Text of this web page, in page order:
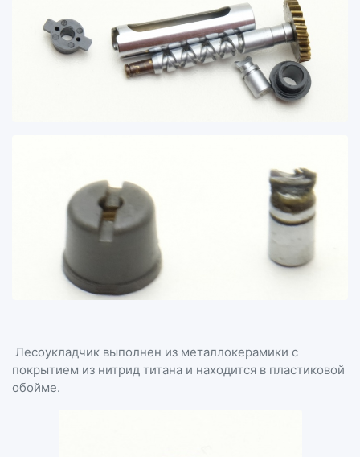
Лесоукладчик выполнен из металлокерамики с
покрытием из нитрид титана и находится в пластиковой
обойме.